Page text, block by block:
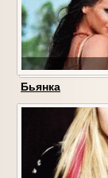
Бьянка